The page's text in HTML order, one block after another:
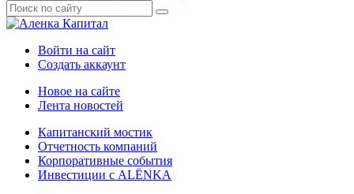
Войти на сайт
Создать аккаунт
Новое на сайте
Лента новостей
Капитанский мостик
Отчетность компаний
Корпоративные события
Инвестиции с ALЁNKA